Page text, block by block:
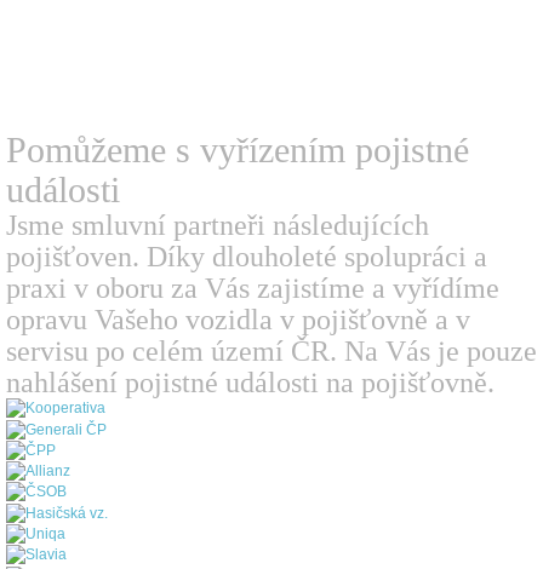
Pomůžeme s vyřízením pojistné
události
Jsme smluvní partneři následujících
pojišťoven. Díky dlouholeté spolupráci a
praxi v oboru za Vás zajistíme a vyřídíme
opravu Vašeho vozidla v pojišťovně a v
servisu po celém území ČR. Na Vás je pouze
nahlášení pojistné události na pojišťovně.